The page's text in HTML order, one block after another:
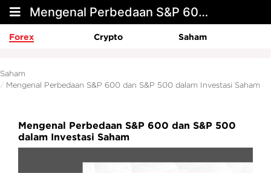
Mengenal Perbedaan S&P 600 dan S&P 500 dalam Investasi Saham
Forex Crypto Saham
Saham
Mengenal Perbedaan S&P 600 dan S&P 500 dalam Investasi Saham
Mengenal Perbedaan S&P 600 dan S&P 500
dalam Investasi Saham